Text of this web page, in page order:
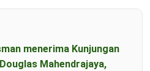
menerima Kunjungan
Mahendrajaya,